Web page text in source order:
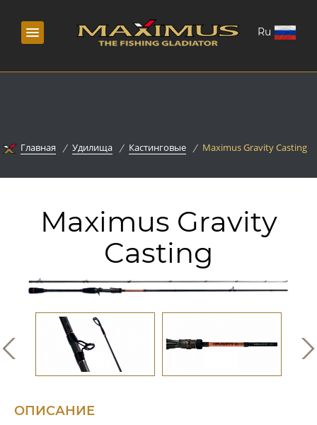
Ru
Главная Удилища Кастинговые Maximus Gravity Casting
Maximus Gravity
Casting
ОПИСАНИЕ